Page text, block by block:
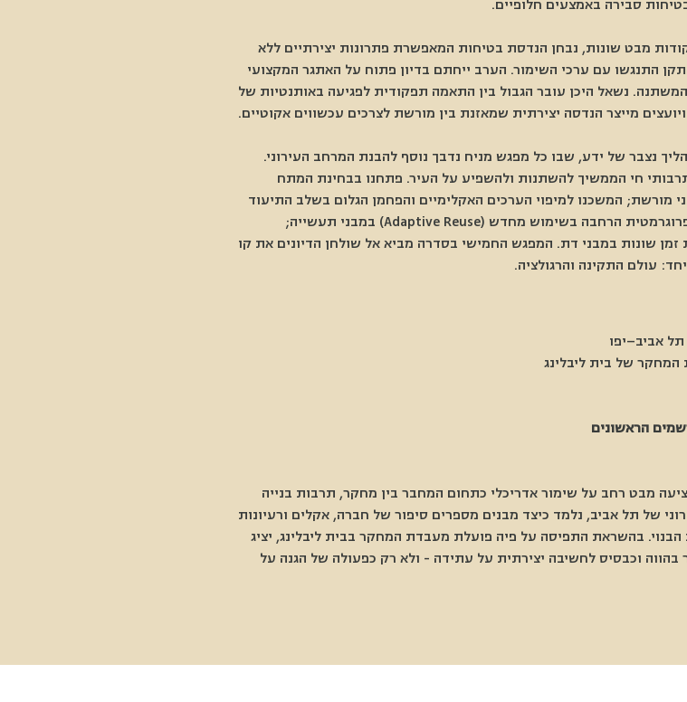
סבירה באמצעים חלופיים.
מבט שונות, נבחן הנדסת בטיחות המאפשרת פתרונות יצירתיים ללא
התנגשו עם ערכי השימור. הערב ייחתם בדיון פתוח על האתגר המקצועי
נשאל היכן עובר הגבול בין התאמה תפקודית לפגיעה באותנטיות של
מייצר הנדסה יצירתית שמאזנת בין מורשת לצרכים עכשווים אקוטיים.
נצבר של ידע, שבו כל מפגש מניח נדבך נוסף להבנת המרחב העירוני.
חי הממשיך להשתנות ולהשפיע על העיר. פתחנו בבחינת המתח
מורשת; המשכנו למיפוי הערכים האקלימיים והפחמן הגלום בשלב התיעוד
המקדים (Pre-Intervention); חקרנו את הגמישות הפרוגרמטית הרחבה בשימוש מחדש (Adaptive Reuse) במבני תעשייה;
שונות במבני דת. המפגש החמישי בסדרה מביא אל שולחן הדיונים את קו
עולם התקינה והרגולציה.
אביב–יפו
של בית ליבלינג
מבט רחב על שימור אדריכלי כתחום המחבר בין מחקר, תרבות בנייה
של תל אביב, נלמד כיצד מבנים מספרים סיפור של חברה, אקלים ורעיונות
בהשראת התפיסה על פיה פועלת מעבדת המחקר בבית ליבלינג, יציג
וכבסיס לחשיבה יצירתית על עתידה - ולא רק כפעולה של הגנה על